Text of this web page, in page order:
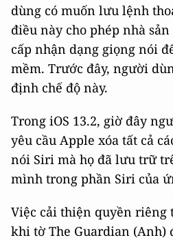
dùng có muốn lưu lệnh
điều này cho phép nhà
cấp nhận dạng giọng nói
mềm. Trước đây, người
định chế độ này.
Trong iOS 13.2, giờ đây
yêu cầu Apple xóa tất cả
nói Siri mà họ đã lưu trữ
mình trong phần Siri của
Việc cải thiện quyền riêng
khi tờ The Guardian (Anh)